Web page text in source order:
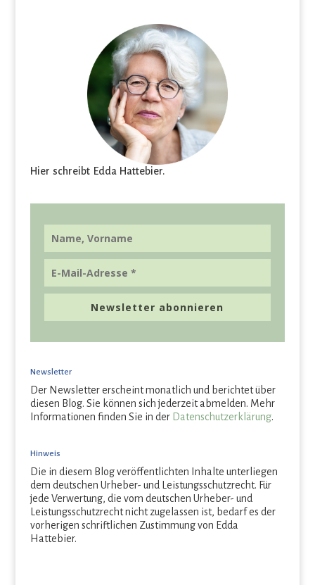
Hier schreibt Edda Hattebier.
Newsletter abonnieren
Newsletter
Der Newsletter erscheint monatlich und berichtet über
diesen Blog. Sie können sich jederzeit abmelden. Mehr
Informationen finden Sie in der Datenschutzerklärung.
Hinweis
Die in diesem Blog veröffentlichten Inhalte unterliegen
dem deutschen Urheber- und Leistungsschutzrecht. Für
jede Verwertung, die vom deutschen Urheber- und
Leistungsschutzrecht nicht zugelassen ist, bedarf es der
vorherigen schriftlichen Zustimmung von Edda
Hattebier.